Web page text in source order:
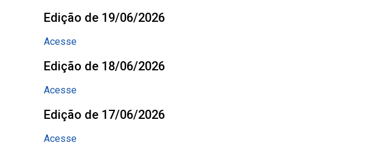
Edição de 19/06/2026
Acesse
Edição de 18/06/2026
Acesse
Edição de 17/06/2026
Acesse